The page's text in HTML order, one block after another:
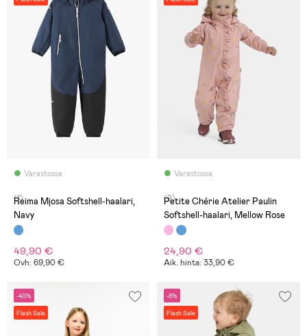
Varastossa
(1)
Reima Mjosa Softshell-haalari,
Navy
49,90 €
Ovh: 69,90 €
Varastossa
(9)
Petite Chérie Atelier Paulin
Softshell-haalari, Mellow Rose
24,90 €
Aik. hinta: 33,90 €
-40%
Flash Sale
-8%
Flash Sale